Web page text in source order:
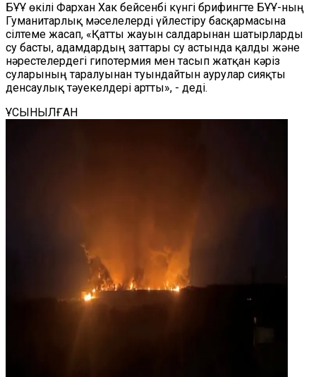
БҰҰ өкілі Фархан Хак бейсенбі күнгі брифингте БҰҰ-ның
Гуманитарлық мәселелерді үйлестіру басқармасына
сілтеме жасап, «Қатты жауын салдарынан шатырларды
су басты, адамдардың заттары су астында қалды және
нәрестелердегі гипотермия мен тасып жатқан кәріз
суларының таралуынан туындайтын аурулар сияқты
денсаулық тәуекелдері артты», - деді.
ҰСЫНЫЛҒАН